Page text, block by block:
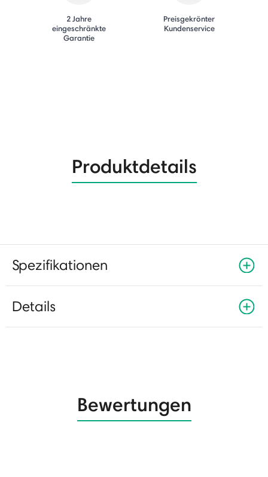
2 Jahre
eingeschränkte
Garantie
Preisgekrönter
Kundenservice
Produktdetails
Spezifikationen
Details
Bewertungen